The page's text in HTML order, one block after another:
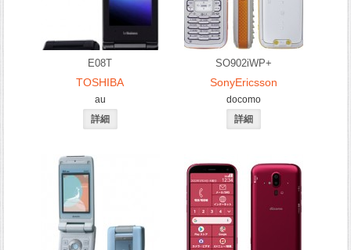
E08T
TOSHIBA
au
SO902iWP+
SonyEricsson
docomo